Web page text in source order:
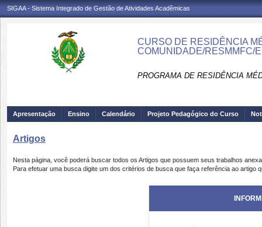
SIGAA - Sistema Integrado de Gestão de Atividades Acadêmicas
CURSO DE RESIDÊNCIA
COMUNIDADE/RESMMFC/
PROGRAMA DE RESIDÊNCIA
Apresentação Ensino Calendário Projeto Pedagógico do Curso
Artigos
Nesta página, você poderá buscar todos os Artigos que possuem seus trabalhos
Para efetuar uma busca digite um dos critérios de busca que faça referência ao artigo